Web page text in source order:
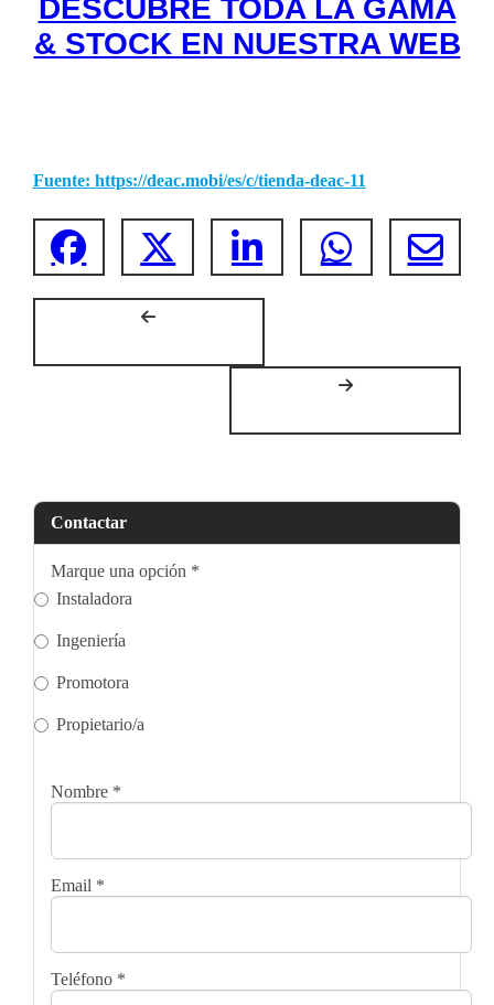
DESCUBRE TODA LA GAMA
& STOCK EN NUESTRA WEB
Fuente: https://deac.mobi/es/c/tienda-deac-11
Contactar
Marque una opción *
Instaladora
Ingeniería
Promotora
Propietario/a
Nombre *
Email *
Teléfono *